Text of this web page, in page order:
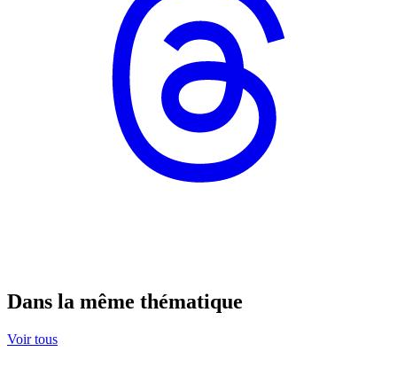
Dans la même thématique
Voir tous